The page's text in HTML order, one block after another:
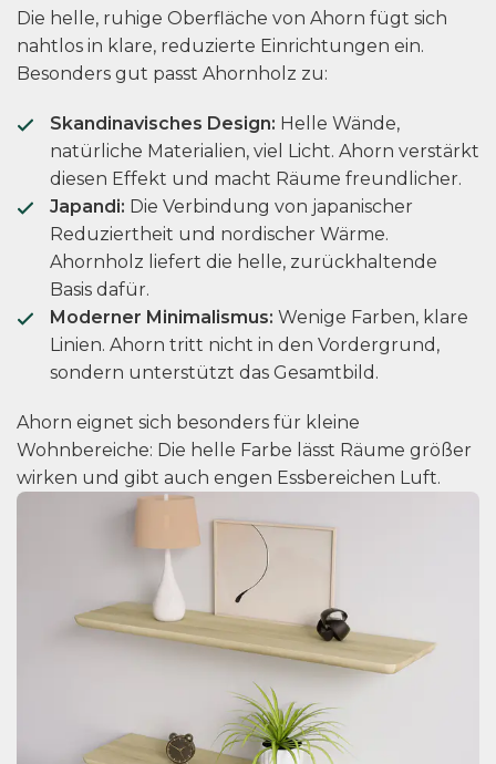
Die helle, ruhige Oberfläche von Ahorn fügt sich
nahtlos in klare, reduzierte Einrichtungen ein.
Besonders gut passt Ahornholz zu:
Skandinavisches Design: Helle Wände,
natürliche Materialien, viel Licht. Ahorn verstärkt
diesen Effekt und macht Räume freundlicher.
Japandi: Die Verbindung von japanischer
Reduziertheit und nordischer Wärme.
Ahornholz liefert die helle, zurückhaltende
Basis dafür.
Moderner Minimalismus: Wenige Farben, klare
Linien. Ahorn tritt nicht in den Vordergrund,
sondern unterstützt das Gesamtbild.
Ahorn eignet sich besonders für kleine
Wohnbereiche: Die helle Farbe lässt Räume größer
wirken und gibt auch engen Essbereichen Luft.